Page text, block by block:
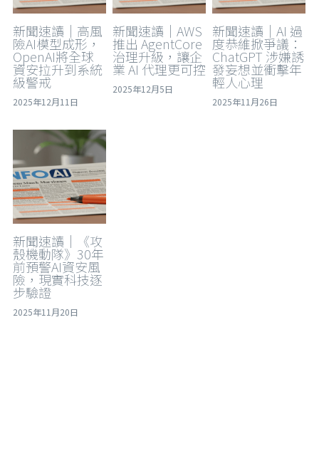
新聞速讀｜高風
險AI模型成形，
OpenAI將全球
資安拉升到系統
級警戒
2025年12月11日
新聞速讀｜AWS
推出 AgentCore
治理升級，讓企
業 AI 代理更可控
2025年12月5日
新聞速讀｜AI 過
度恭維掀爭議：
ChatGPT 涉嫌誘
發妄想並衝擊年
輕人心理
2025年11月26日
新聞速讀｜《攻
殼機動隊》30年
前預警AI資安風
險，現實科技逐
步驗證
2025年11月20日